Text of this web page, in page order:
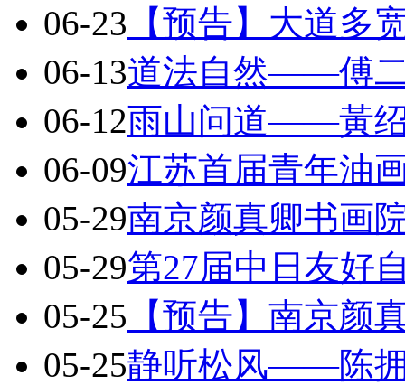
06-23 【预告】大道
06-13道法自然——傅
06-12雨山问道——黃
06-09江苏首届青年油
05-29南京颜真卿书画
05-29第27届中日友好
05-25 【预告】南京颜
05-25静听松风——陈